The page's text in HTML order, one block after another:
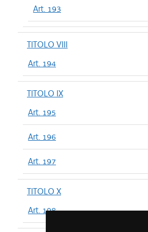
Art. 193
TITOLO VIII
Art. 194
TITOLO IX
Art. 195
Art. 196
Art. 197
TITOLO X
Art. 198